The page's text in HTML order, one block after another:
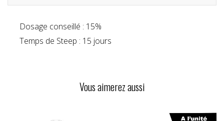
Dosage conseillé : 15%
Temps de Steep : 15 jours
Vous aimerez aussi